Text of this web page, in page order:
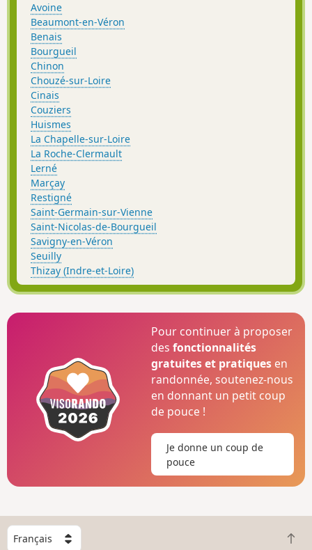
Avoine
Beaumont-en-Véron
Benais
Bourgueil
Chinon
Chouzé-sur-Loire
Cinais
Couziers
Huismes
La Chapelle-sur-Loire
La Roche-Clermault
Lerné
Marçay
Restigné
Saint-Germain-sur-Vienne
Saint-Nicolas-de-Bourgueil
Savigny-en-Véron
Seuilly
Thizay (Indre-et-Loire)
Pour continuer à proposer
desfonctionnalités
gratuites et pratiques en
randonnée, soutenez-nous
en donnant un petit coup
de pouce !
Je donne un coup de
pouce
C
h
R